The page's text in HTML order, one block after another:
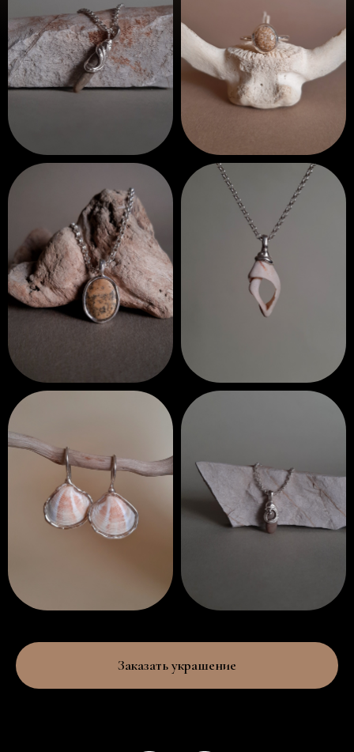
Заказать украшение